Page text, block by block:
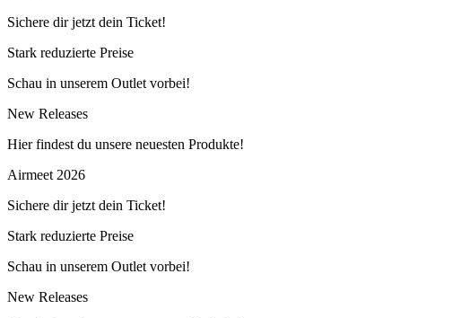
Sichere dir jetzt dein Ticket!
Stark reduzierte Preise
Schau in unserem Outlet vorbei!
New Releases
Hier findest du unsere neuesten Produkte!
Airmeet 2026
Sichere dir jetzt dein Ticket!
Stark reduzierte Preise
Schau in unserem Outlet vorbei!
New Releases